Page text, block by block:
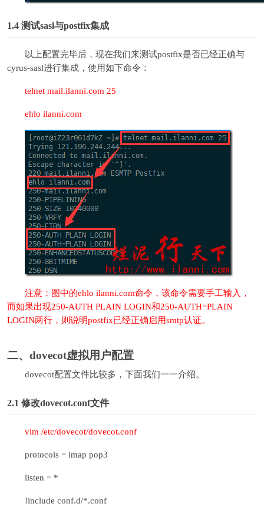
1.4 测试sasl与postfix集成
以上配置完毕后，现在我们来测试postfix是否已经正确与
cyrus-sasl进行集成，使用如下命令：
telnet mail.ilanni.com 25
ehlo ilanni.com
注意：图中的ehlo ilanni.com命令，该命令需要手工输入，
而如果出现250-AUTH PLAIN LOGIN和250-AUTH=PLAIN
LOGIN两行，则说明postfix已经正确启用smtp认证。
二、 dovecot虚拟用户配置
dovecot配置文件比较多，下面我们一一介绍。
2.1 修改dovecot.conf文件
vim /etc/dovecot/dovecot.conf
protocols = imap pop3
listen = *
!include conf.d/*.conf